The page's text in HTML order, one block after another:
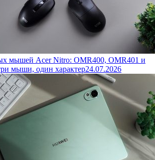
мышей Acer Nitro: OMR400, OMR401 и
мыши, один характер24.07.2026